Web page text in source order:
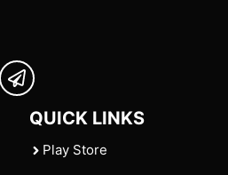
QUICK LINKS
Play Store